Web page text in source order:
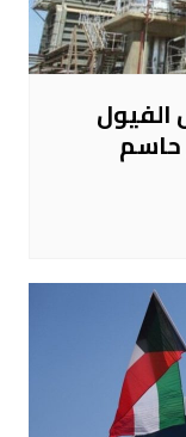
الفيول
حاسم